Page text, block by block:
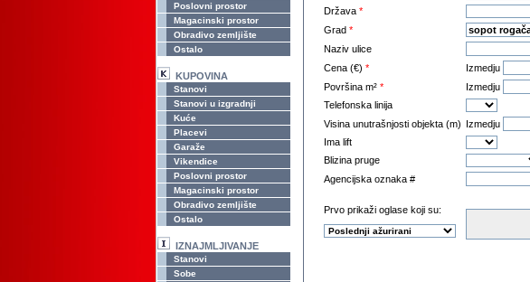
Poslovni prostor
Magacinski prostor
Obradivo zemljište
Ostalo
KUPOVINA
Stanovi
Stanovi u izgradnji
Kuće
Placevi
Garaže
Vikendice
Poslovni prostor
Magacinski prostor
Obradivo zemljište
Ostalo
IZNAJMLJIVANJE
Stanovi
Sobe
Država *
Grad *
Naziv ulice
Cena (€) * Izmedju
Površina m² * Izmedju
Telefonska linija
Visina unutrašnjosti objekta (m)
Izmedju
Ima lift
Blizina pruge
Agencijska oznaka #
Prvo prikaži oglase koji su: